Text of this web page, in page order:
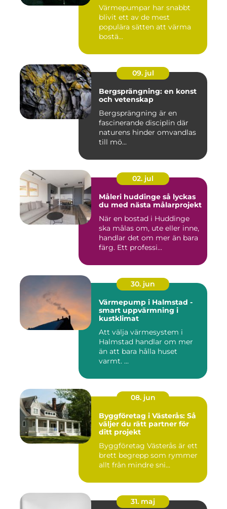
Värmepumpar har snabbt
blivit ett av de mest
populära sätten att värma
bostä...
09. jul
Bergsprängning: en konst
och vetenskap
Bergsprängning är en
fascinerande disciplin där
naturens hinder omvandlas
till mö...
02. jul
Måleri huddinge så lyckas
du med nästa målarprojekt
När en bostad i Huddinge
ska målas om, ute eller inne,
handlar det om mer än bara
färg. Ett professi...
30. jun
Värmepump i Halmstad -
smart uppvärmning i
kustklimat
Att välja värmesystem i
Halmstad handlar om mer
än att bara hålla huset
varmt. ...
08. jun
Byggföretag i Västerås: Så
väljer du rätt partner för
ditt projekt
Byggföretag Västerås är ett
brett begrepp som rymmer
allt från mindre sni...
31. maj